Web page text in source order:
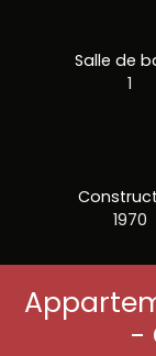
Salle de
1
1970
-